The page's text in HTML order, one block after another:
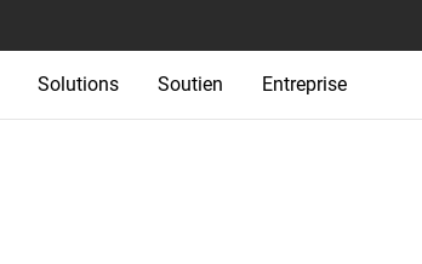
Solutions Soutien Entreprise